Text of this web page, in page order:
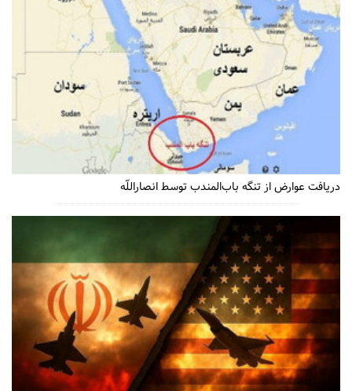
دریافت عوارض از تنگه باب‌المندب توسط انصاراللّه